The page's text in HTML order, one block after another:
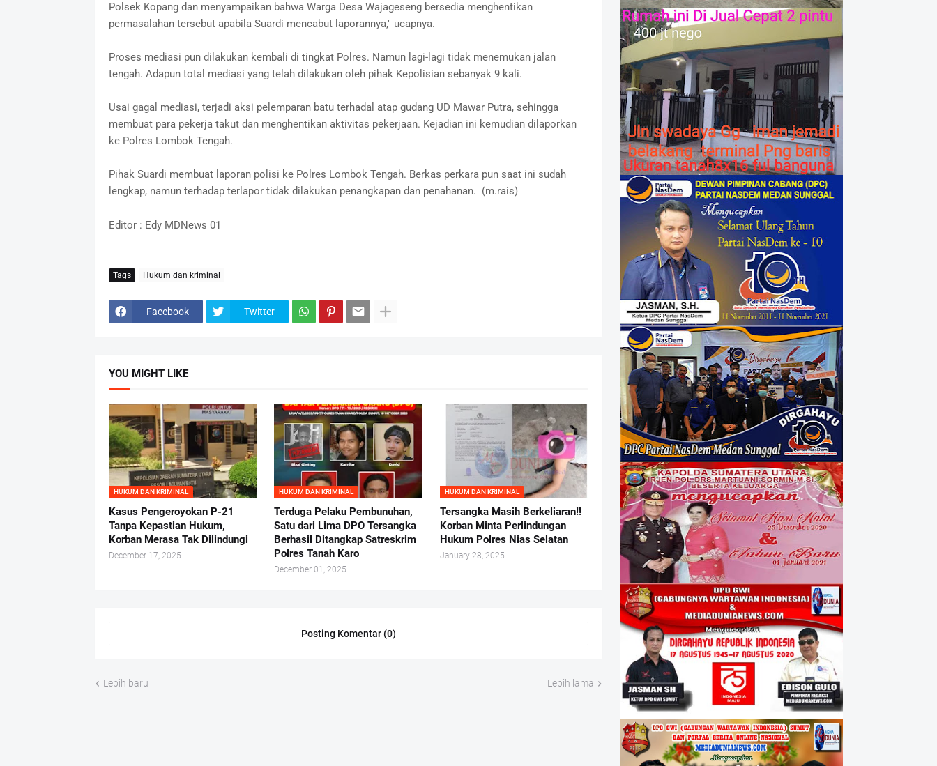
Polsek Kopang dan menyampaikan bahwa Warga Desa Wajageseng bersedia menghentikan
permasalahan tersebut apabila Suardi mencabut laporannya," ucapnya.
Proses mediasi pun dilakukan kembali di tingkat Polres. Namun lagi-lagi tidak menemukan jalan
tengah. Adapun total mediasi yang telah dilakukan oleh pihak Kepolisian sebanyak 9 kali.
Usai gagal mediasi, terjadi aksi pelemparan batu terhadal atap gudang UD Mawar Putra, sehingga
membuat para pekerja takut dan menghentikan aktivitas pekerjaan. Kejadian ini kemudian dilaporkan
ke Polres Lombok Tengah.
Pihak Suardi membuat laporan polisi ke Polres Lombok Tengah. Berkas perkara pun saat ini sudah
lengkap, namun terhadap terlapor tidak dilakukan penangkapan dan penahanan. (m.rais)
Editor : Edy MDNews 01
Tags Hukum dan kriminal
Facebook Twitter
YOU MIGHT LIKE
HUKUM DAN KRIMINAL
Kasus Pengeroyokan P-21
Tanpa Kepastian Hukum,
Korban Merasa Tak Dilindungi
December 17, 2025
HUKUM DAN KRIMINAL
Terduga Pelaku Pembunuhan,
Satu dari Lima DPO Tersangka
Berhasil Ditangkap Satreskrim
Polres Tanah Karo
December 01, 2025
HUKUM DAN KRIMINAL
Tersangka Masih Berkeliaran!!
Korban Minta Perlindungan
Hukum Polres Nias Selatan
January 28, 2025
Posting Komentar (0)
Lebih baru Lebih lama